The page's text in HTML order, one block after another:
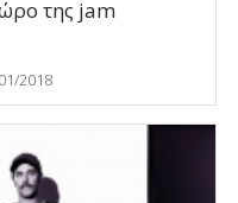
της jam
2018